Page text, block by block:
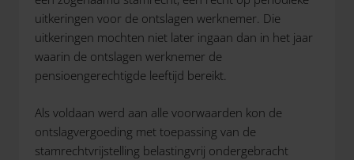
uitkeringen voor de ontslagen werknemer. Die
uitkeringen mochten niet later ingaan dan in het jaar
waarin de ontslagen werknemer de
pensioengerechtigde leeftijd bereikt.
Als voldaan werd aan alle voorwaarden kon de
ontslagvergoeding met toepassing van de
stamrechtvrijstelling belastingvrij ondergebracht